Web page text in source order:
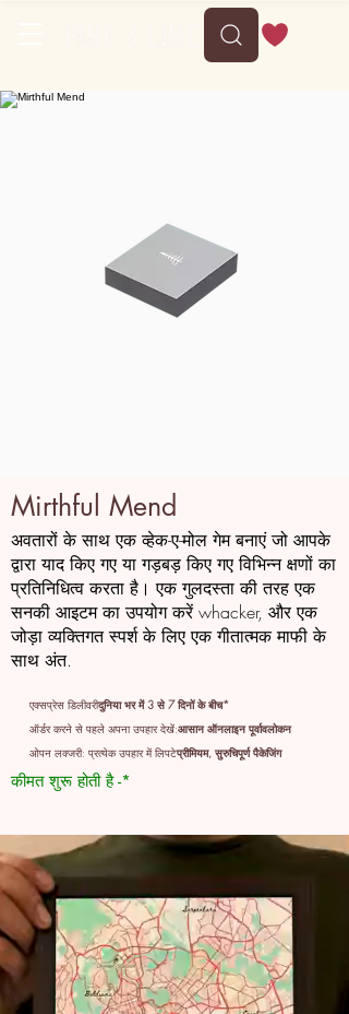
Mirthful Mend
अवतारों के साथ एक व्हेक-ए-मोल गेम बनाएं जो आपके
द्वारा याद किए गए या गड़बड़ किए गए विभिन्न क्षणों का
प्रतिनिधित्व करता है। एक गुलदस्ता की तरह एक
सनकी आइटम का उपयोग करें whacker, और एक
जोड़ा व्यक्तिगत स्पर्श के लिए एक गीतात्मक माफी के
साथ अंत.
एक्सप्रेस डिलीवरीदुनिया भर में 3 से 7 दिनों के बीच*
ऑर्डर करने से पहले अपना उपहार देखें:आसान ऑनलाइन पूर्वावलोकन
ओपन लक्जरी: प्रत्येक उपहार में लिपटेप्रीमियम, सुरुचिपूर्ण पैकेजिंग
कीमत शुरू होती है -*